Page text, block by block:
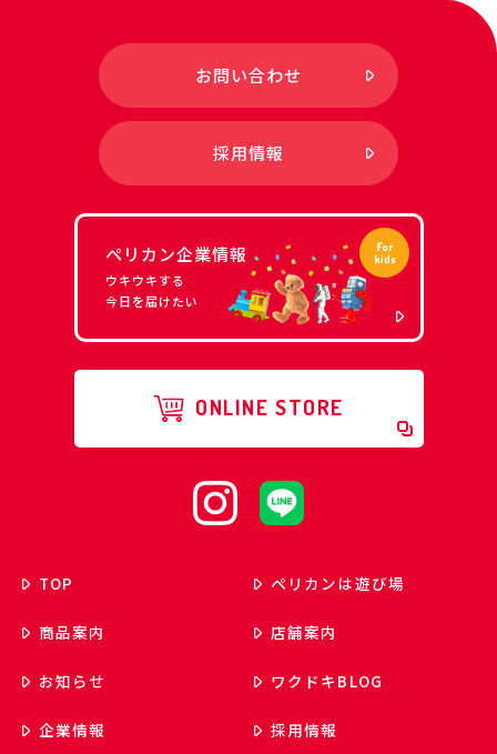
お問い合わせ
採用情報
ペリカン企業情報
ウキウキする
今日を届けたい
ONLINE STORE
TOP ペリカンは遊び場
商品案内 店舗案内
お知らせ ワクドキBLOG
企業情報 採用情報